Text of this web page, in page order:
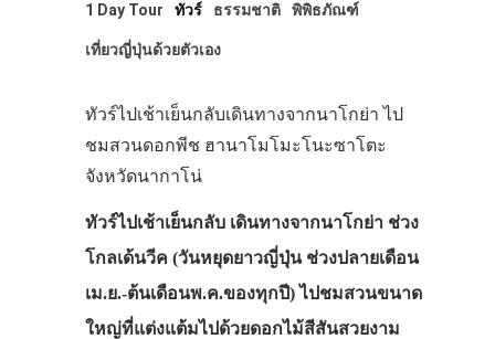
1 Day Tour ทัวร์ ธรรมชาติ พิพิธภัณฑ์
เที่ยวญี่ปุ่นด้วยตัวเอง
ทัวร์ไปเช้าเย็นกลับเดินทางจากนาโกย่า ไป
ชมสวนดอกพีช ฮานาโมโมะโนะซาโตะ
จังหวัดนากาโน่
ทัวร์ไปเช้าเย็นกลับ เดินทางจากนาโกย่า ช่วง
โกลเด้นวีค (วันหยุดยาวญี่ปุ่น ช่วงปลายเดือน
เม.ย.-ต้นเดือนพ.ค.ของทุกปี) ไปชมสวนขนาด
ใหญ่ที่แต่งแต้มไปด้วยดอกไม้สีสันสวยงาม